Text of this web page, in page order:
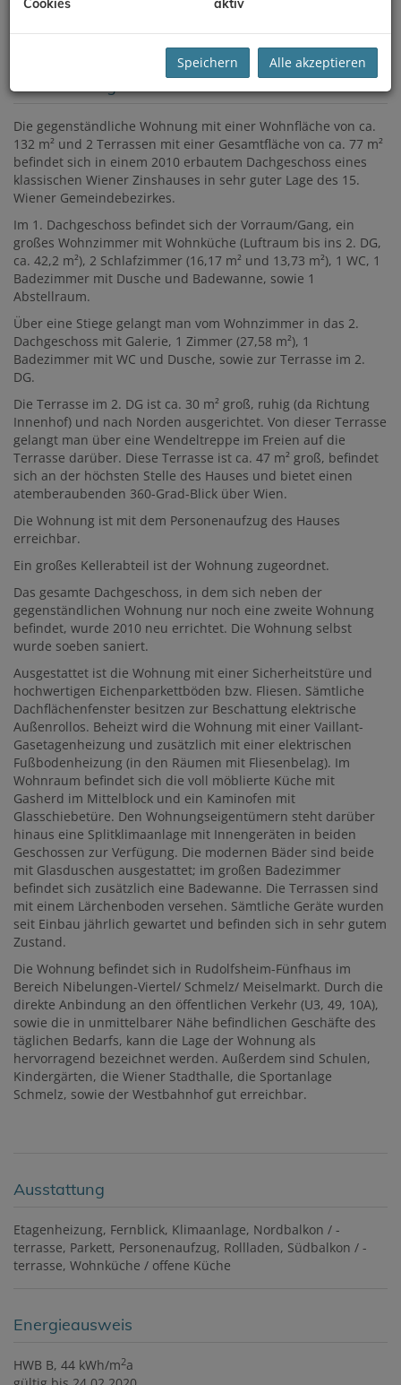
Die gegenständliche Wohnung mit einer Wohnfläche von ca.
132 m² und 2 Terrassen mit einer Gesamtfläche von ca. 77 m²
befindet sich in einem 2010 erbautem Dachgeschoss eines
klassischen Wiener Zinshauses in sehr guter Lage des 15.
Wiener Gemeindebezirkes.
Im 1. Dachgeschoss befindet sich der Vorraum/Gang, ein
großes Wohnzimmer mit Wohnküche (Luftraum bis ins 2. DG,
ca. 42,2 m²), 2 Schlafzimmer (16,17 m² und 13,73 m²), 1 WC, 1
Badezimmer mit Dusche und Badewanne, sowie 1
Abstellraum.
Über eine Stiege gelangt man vom Wohnzimmer in das 2.
Dachgeschoss mit Galerie, 1 Zimmer (27,58 m²), 1
Badezimmer mit WC und Dusche, sowie zur Terrasse im 2.
DG.
Die Terrasse im 2. DG ist ca. 30 m² groß, ruhig (da Richtung
Innenhof) und nach Norden ausgerichtet. Von dieser Terrasse
gelangt man über eine Wendeltreppe im Freien auf die
Terrasse darüber. Diese Terrasse ist ca. 47 m² groß, befindet
sich an der höchsten Stelle des Hauses und bietet einen
atemberaubenden 360-Grad-Blick über Wien.
Die Wohnung ist mit dem Personenaufzug des Hauses
erreichbar.
Ein großes Kellerabteil ist der Wohnung zugeordnet.
Das gesamte Dachgeschoss, in dem sich neben der
gegenständlichen Wohnung nur noch eine zweite Wohnung
befindet, wurde 2010 neu errichtet. Die Wohnung selbst
wurde soeben saniert.
Ausgestattet ist die Wohnung mit einer Sicherheitstüre und
hochwertigen Eichenparkettböden bzw. Fliesen. Sämtliche
Dachflächenfenster besitzen zur Beschattung elektrische
Außenrollos. Beheizt wird die Wohnung mit einer Vaillant-
Gasetagenheizung und zusätzlich mit einer elektrischen
Fußbodenheizung (in den Räumen mit Fliesenbelag). Im
Wohnraum befindet sich die voll möblierte Küche mit
Gasherd im Mittelblock und ein Kaminofen mit
Glasschiebetüre. Den Wohnungseigentümern steht darüber
hinaus eine Splitklimaanlage mit Innengeräten in beiden
Geschossen zur Verfügung. Die modernen Bäder sind beide
mit Glasduschen ausgestattet; im großen Badezimmer
befindet sich zusätzlich eine Badewanne. Die Terrassen sind
mit einem Lärchenboden versehen. Sämtliche Geräte wurden
seit Einbau jährlich gewartet und befinden sich in sehr gutem
Zustand.
Die Wohnung befindet sich in Rudolfsheim-Fünfhaus im
Bereich Nibelungen-Viertel/ Schmelz/ Meiselmarkt. Durch die
direkte Anbindung an den öffentlichen Verkehr (U3, 49, 10A),
sowie die in unmittelbarer Nähe befindlichen Geschäfte des
täglichen Bedarfs, kann die Lage der Wohnung als
hervorragend bezeichnet werden. Außerdem sind Schulen,
Kindergärten, die Wiener Stadthalle, die Sportanlage
Schmelz, sowie der Westbahnhof gut erreichbar.
Ausstattung
Etagenheizung Fernblick Klimaanlage Nordbalkon / -
terrasse Parkett Personenaufzug Rollladen Südbalkon / -
terrasse Wohnküche / offene Küche
Energieausweis
HWB B, 44 kWh/m2a
Cookies
aktiv
Speichern Alle akzeptieren